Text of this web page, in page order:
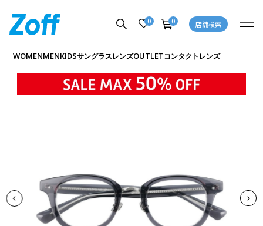
0 0 店舗検索
WOMENMENKIDSサングラスレンズOUTLETコンタクトレンズ
商品詳細ページへ